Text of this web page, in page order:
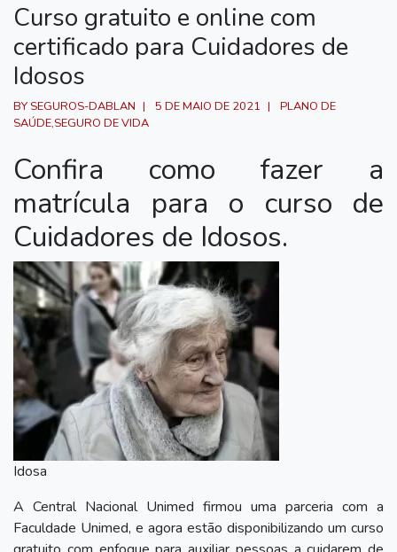
Curso gratuito e online com
certificado para Cuidadores de
Idosos
BY SEGUROS-DABLAN 5 DE MAIO DE 2021
PLANO DE
SAÚDE,SEGURO DE VIDA
Confira como fazer a
matrícula para o curso de
Cuidadores de Idosos.
Idosa
A Central Nacional Unimed firmou uma parceria com a
Faculdade Unimed, e agora estão disponibilizando um curso